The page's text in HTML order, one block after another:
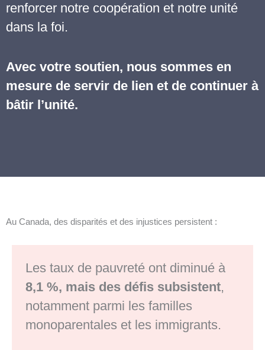
renforcer notre coopération et notre unité
dans la foi.
Avec votre soutien, nous sommes en
mesure de servir de lien et de continuer à
bâtir l’unité.
Au Canada, des disparités et des injustices persistent :
Les taux de pauvreté ont diminué à
8,1 %, mais des défis subsistent,
notamment parmi les familles
monoparentales et les immigrants.